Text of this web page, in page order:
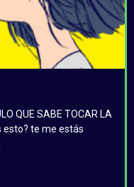
QUE SABE TOCAR LA
esto? te me estás